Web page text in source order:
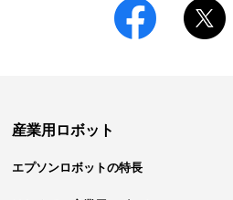
産業用ロボット
エプソンロボットの特長